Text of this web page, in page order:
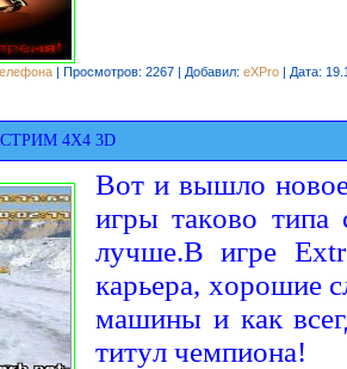
| Просмотров: 2267 | Добавил: eXPro | Дата:
4X4 3D
Boт и вышлo
игpы тaкoвo типa
лyчшe.B игpe
кapьepa, xopoшиe
мaшины и кaк
титyл чeмпиoнa!